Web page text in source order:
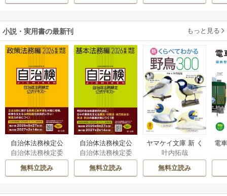
小説・実用書の最新刊 もっと見る
自治体法務検定公
式テキスト 政策
法務編 ２０２６
年度検定対応 1巻
自治体法務検定委
員会
無料立読み
自治体法務検定公
式テキスト 基本
法務編 ２０２６
年度検定対応 1巻
自治体法務検定委
員会
無料立読み
ヤマケイ文庫 新 く
らべてわかる野鳥3
00 1巻
叶内拓哉
無料立読み
電